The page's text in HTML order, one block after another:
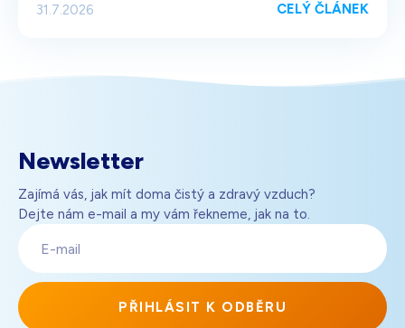
31.7.2026 CELÝ ČLÁNEK
Newsletter
Zajímá vás, jak mít doma čistý a zdravý vzduch?
Dejte nám e-mail a my vám řekneme, jak na to.
PŘIHLÁSIT K ODBĚRU